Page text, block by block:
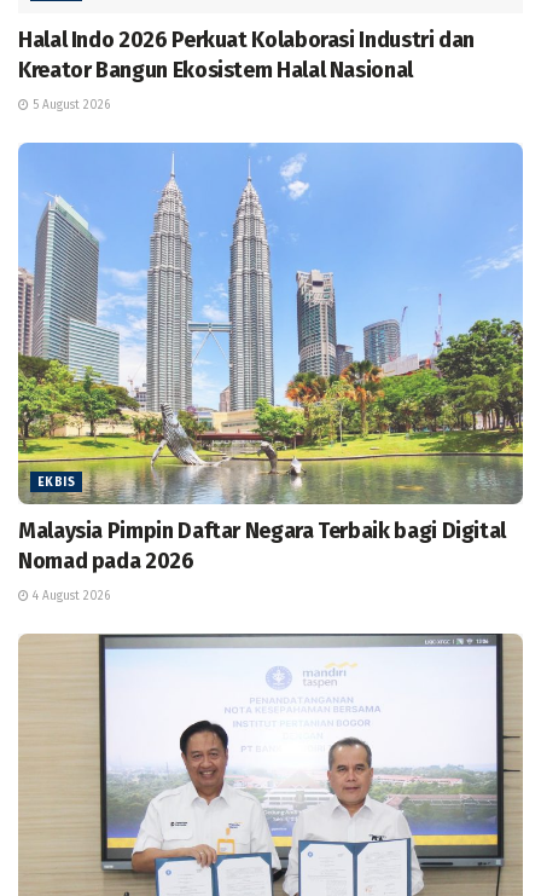
Halal Indo 2026 Perkuat Kolaborasi Industri dan
Kreator Bangun Ekosistem Halal Nasional
5 August 2026
EKBIS
Malaysia Pimpin Daftar Negara Terbaik bagi Digital
Nomad pada 2026
4 August 2026